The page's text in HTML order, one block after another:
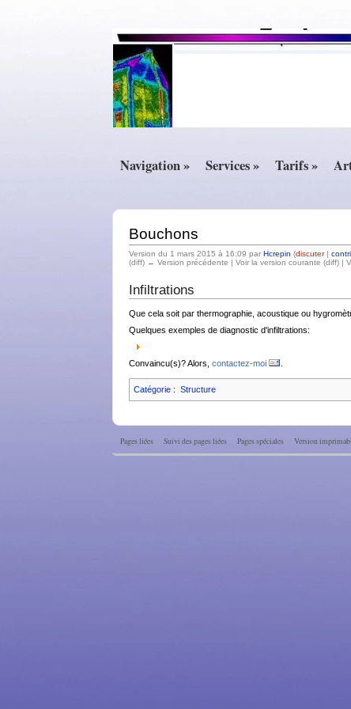
Navigation » Services » Tarifs »
Bouchons
Version du 1 mars 2015 à 16:09 par Hcrepin (discuter|
(diff) ← Version précédente | Voir la version courante (diff) |
Infiltrations
Que cela soit par thermographie, acoustique ou
Quelques exemples de diagnostic d'infiltrations:
Convaincu(s)? Alors, contactez-moi
Catégorie : Structure
Pages liées Suivi des pages liées Pages spéciales Version